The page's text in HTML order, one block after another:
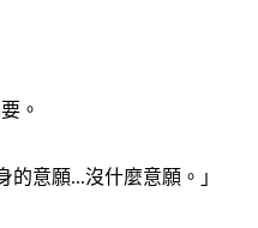
。
意願...沒什麼意願。」